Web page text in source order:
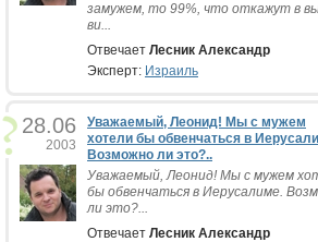
замужем, то 99%, что откажут в
ви...
Отвечает Лесник Александр
Эксперт: Израиль
28.06
2003
Уважаемый, Леонид! Мы с мужем
хотели бы обвенчаться в
Возможно ли это?..
Уважаемый, Леонид! Мы с мужем
бы обвенчаться в Иерусалиме.
ли это?...
Отвечает Лесник Александр